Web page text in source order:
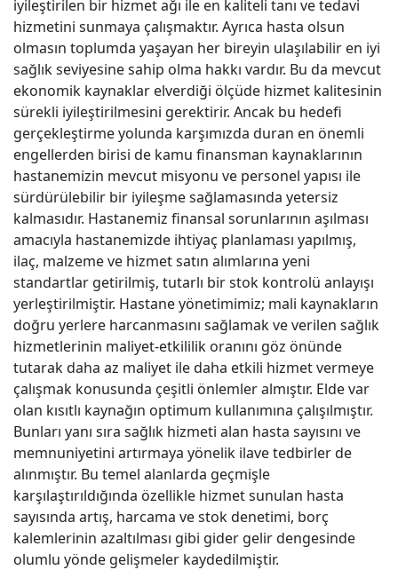
iyileştirilen bir hizmet ağı ile en kaliteli tanı ve tedavi
hizmetini sunmaya çalışmaktır. Ayrıca hasta olsun
olmasın toplumda yaşayan her bireyin ulaşılabilir en iyi
sağlık seviyesine sahip olma hakkı vardır. Bu da mevcut
ekonomik kaynaklar elverdiği ölçüde hizmet kalitesinin
sürekli iyileştirilmesini gerektirir. Ancak bu hedefi
gerçekleştirme yolunda karşımızda duran en önemli
engellerden birisi de kamu finansman kaynaklarının
hastanemizin mevcut misyonu ve personel yapısı ile
sürdürülebilir bir iyileşme sağlamasında yetersiz
kalmasıdır. Hastanemiz finansal sorunlarının aşılması
amacıyla hastanemizde ihtiyaç planlaması yapılmış,
ilaç, malzeme ve hizmet satın alımlarına yeni
standartlar getirilmiş, tutarlı bir stok kontrolü anlayışı
yerleştirilmiştir. Hastane yönetimimiz; mali kaynakların
doğru yerlere harcanmasını sağlamak ve verilen sağlık
hizmetlerinin maliyet-etkililik oranını göz önünde
tutarak daha az maliyet ile daha etkili hizmet vermeye
çalışmak konusunda çeşitli önlemler almıştır. Elde var
olan kısıtlı kaynağın optimum kullanımına çalışılmıştır.
Bunları yanı sıra sağlık hizmeti alan hasta sayısını ve
memnuniyetini artırmaya yönelik ilave tedbirler de
alınmıştır. Bu temel alanlarda geçmişle
karşılaştırıldığında özellikle hizmet sunulan hasta
sayısında artış, harcama ve stok denetimi, borç
kalemlerinin azaltılması gibi gider gelir dengesinde
olumlu yönde gelişmeler kaydedilmiştir.